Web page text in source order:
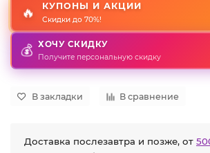
🔥 КУПОНЫ И АКЦИИ
Скидки до 70%!
💰 ХОЧУ СКИДКУ
Получите персональную скидку
В закладки В сравнение
Доставка послезавтра и позже, от